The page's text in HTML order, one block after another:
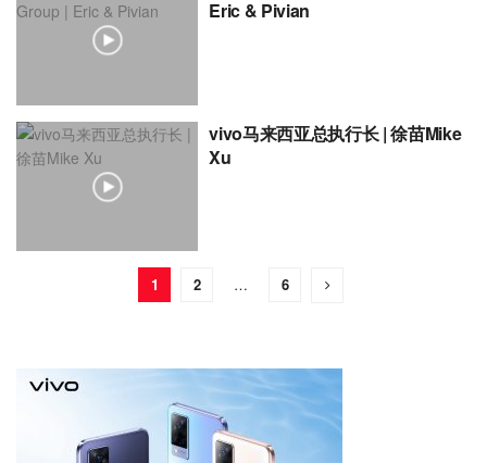
Eric & Pivian
vivo马来西亚总执行长 | 徐苗Mike
Xu
1 2 … 6